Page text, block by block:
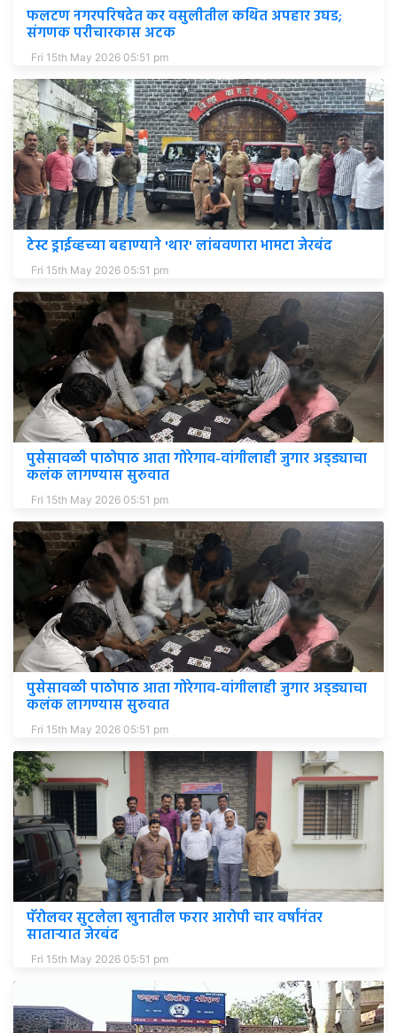
फलटण नगरपरिषदेत कर वसुलीतील कथित अपहार उघड;
संगणक परीचारकास अटक
Fri 15th May 2026 05:51 pm
टेस्ट ड्राईव्हच्या बहाण्याने 'थार' लांबवणारा भामटा जेरबंद
Fri 15th May 2026 05:51 pm
पुसेसावळी पाठोपाठ आता गोरेगाव-वांगीलाही जुगार अड्ड्याचा
कलंक लागण्यास सुरुवात
Fri 15th May 2026 05:51 pm
पुसेसावळी पाठोपाठ आता गोरेगाव-वांगीलाही जुगार अड्ड्याचा
कलंक लागण्यास सुरुवात
Fri 15th May 2026 05:51 pm
पॅरोलवर सुटलेला खुनातील फरार आरोपी चार वर्षांनंतर
साताऱ्यात जेरबंद
Fri 15th May 2026 05:51 pm